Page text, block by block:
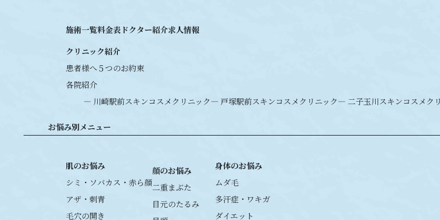
施術一覧料金表ドクター紹介求人情報
クリニック紹介
患者様へ５つのお約束
各院紹介
― 川崎駅前スキンコスメクリニック― 戸塚駅前スキンコスメクリニック― 二子玉川スキンコスメク
お悩み別メニュー
肌のお悩み
シミ・ソバカス・赤ら顔
アザ・刺青
毛穴の開き
顔のお悩み
二重まぶた
目元のたるみ
身体のお悩み
ムダ毛
多汗症・ワキガ
ダイエット